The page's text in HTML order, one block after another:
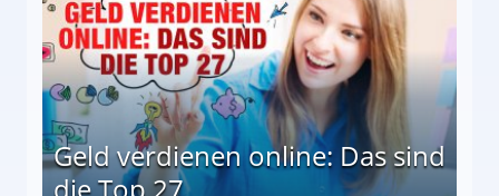
Geld verdienen online: Das sind
die Top 27